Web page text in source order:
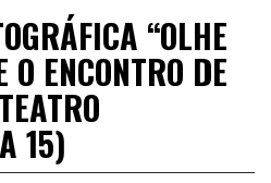
“OLHE
O ENCONTRO DE
15)